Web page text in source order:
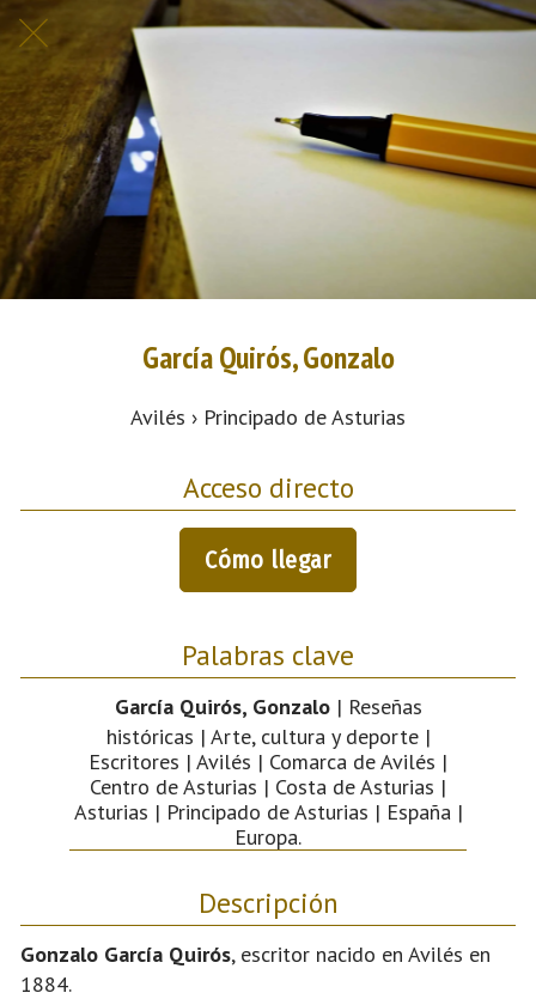
García Quirós, Gonzalo
Avilés › Principado de Asturias
Acceso directo
Cómo llegar
Palabras clave
García Quirós, Gonzalo| Reseñas
históricas | Arte, cultura y deporte |
Escritores | Avilés | Comarca de Avilés |
Centro de Asturias | Costa de Asturias |
Asturias | Principado de Asturias | España |
Europa.
Descripción
Gonzalo García Quirós, escritor nacido en Avilés en
1884.